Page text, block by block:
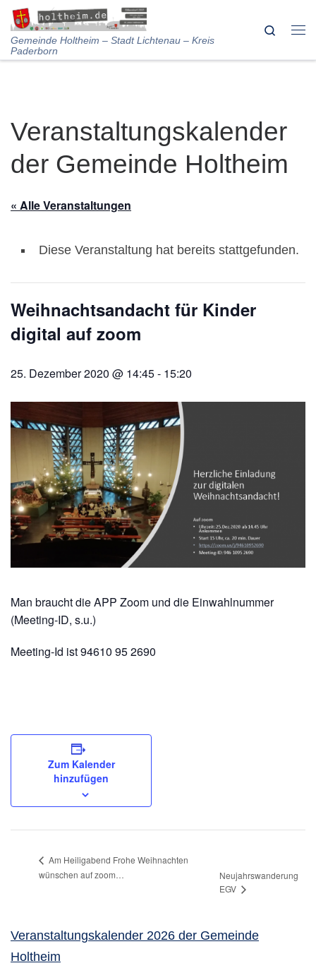
Skip to content
Gemeinde Holtheim – Stadt Lichtenau – Kreis
Paderborn
Search
Veranstaltungskalender
der Gemeinde Holtheim
« Alle Veranstaltungen
Diese Veranstaltung hat bereits stattgefunden.
Weihnachtsandacht für Kinder
digital auf zoom
25. Dezember 2020 @ 14:45- 15:20
Man braucht die APP Zoom und die Einwahlnummer
(Meeting-ID, s.u.)
Meeting-Id ist 94610 95 2690
Zum Kalender
hinzufügen
Am Heiligabend Frohe Weihnachten
wünschen auf zoom…
Neujahrswanderung
EGV
Veranstaltungskalender 2026 der Gemeinde
Holtheim